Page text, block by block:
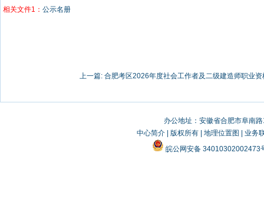
相关文件1： 公示名册
上一篇: 合肥考区2026年度社会工作者及二级建造师职业
办公地址：安徽省合肥市阜南
中心简介| 版权所有| 地理位置图
业务
皖公网安备 34010302002473